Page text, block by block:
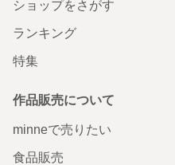
ショップをさがす
ランキング
特集
作品販売について
minneで売りたい
食品販売